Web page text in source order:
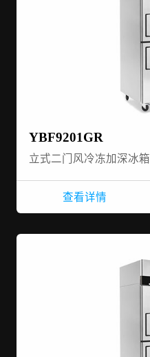
YBF9201GR
立式二门风冷冻加深冰箱
查看详情